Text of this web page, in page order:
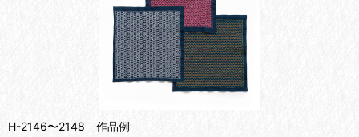
H-2146〜2148 作品例